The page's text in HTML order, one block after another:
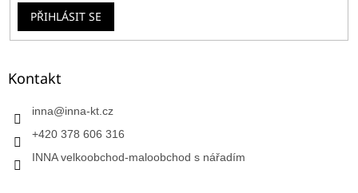
PŘIHLÁSIT SE
Kontakt
inna@inna-kt.cz
+420 378 606 316
INNA velkoobchod-maloobchod s nářadím